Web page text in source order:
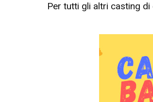
Per tutti gli altri casting